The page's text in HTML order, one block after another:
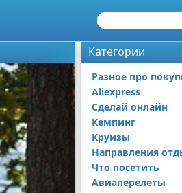
Категории
Разное про
Aliexpress
Сделай онлайн
Кемпинг
Круизы
Направления
Что посетить
Авиаперелеты